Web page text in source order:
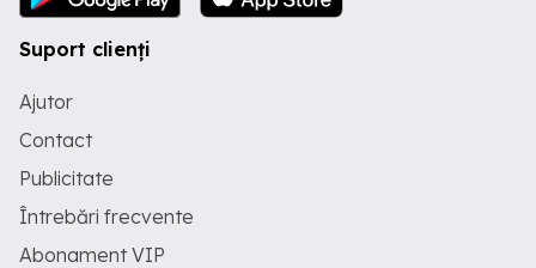
Suport clienți
Ajutor
Contact
Publicitate
Întrebări frecvente
Abonament VIP